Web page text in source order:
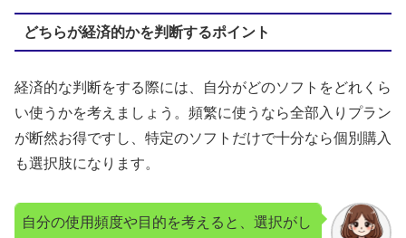
どちらが経済的かを判断するポイント
経済的な判断をする際には、自分がどのソフトをどれくら
い使うかを考えましょう。頻繁に使うなら全部入りプラン
が断然お得ですし、特定のソフトだけで十分なら個別購入
も選択肢になります。
自分の使用頻度や目的を考えると、選択がし